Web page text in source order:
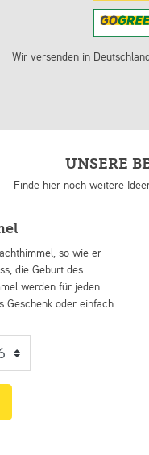
Wir versenden in
UNSERE
Finde hier noch weitere
so wie er
die Geburt des
werden für jeden
Geschenk oder einfach